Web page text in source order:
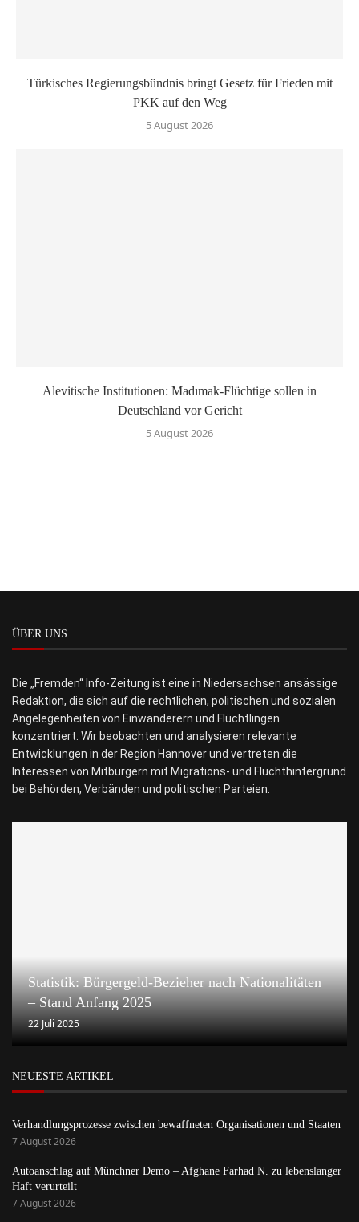
Türkisches Regierungsbündnis bringt Gesetz für Frieden mit
PKK auf den Weg
5 August 2026
Alevitische Institutionen: Madımak-Flüchtige sollen in
Deutschland vor Gericht
5 August 2026
ÜBER UNS
Die „Fremden“ Info-Zeitung ist eine in Niedersachsen ansässige
Redaktion, die sich auf die rechtlichen, politischen und sozialen
Angelegenheiten von Einwanderern und Flüchtlingen
konzentriert. Wir beobachten und analysieren relevante
Entwicklungen in der Region Hannover und vertreten die
Interessen von Mitbürgern mit Migrations- und Fluchthintergrund
bei Behörden, Verbänden und politischen Parteien.
Statistik: Bürgergeld-Bezieher nach Nationalitäten
– Stand Anfang 2025
22 Juli 2025
NEUESTE ARTIKEL
Verhandlungsprozesse zwischen bewaffneten Organisationen und Staaten
7 August 2026
Autoanschlag auf Münchner Demo – Afghane Farhad N. zu lebenslanger
Haft verurteilt
7 August 2026